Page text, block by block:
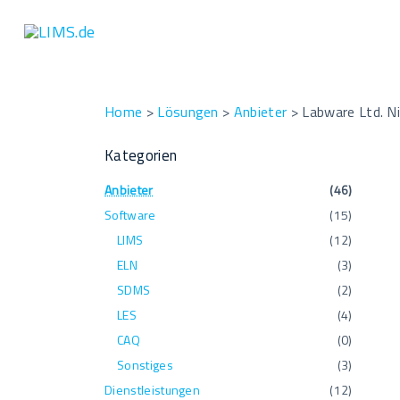
Home > Lösungen > Anbieter > Labware Ltd.
Kategorien
(46)
Anbieter
(15)
Software
(12)
LIMS
(3)
ELN
(2)
SDMS
(4)
LES
(0)
CAQ
(3)
Sonstiges
(12)
Dienstleistungen